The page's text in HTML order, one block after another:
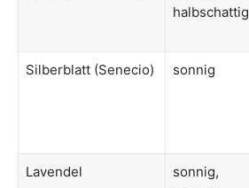
halbschattig
Silberblatt (Senecio) sonnig
Lavendel
sonnig,